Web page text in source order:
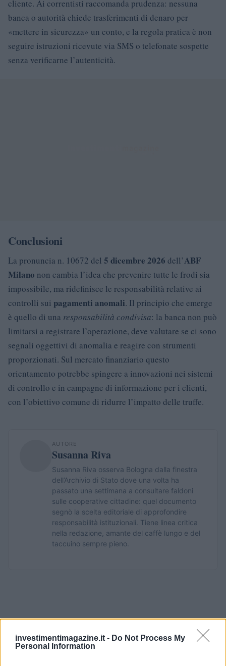
investimentimagazine.it - Do Not Process My
Personal Information
cliente. Ai correntisti raccomanda prudenza: nessuna
banca o autorità chiede trasferimenti di denaro per
«mettere in sicurezza» un conto, e la regola pratica è non
seguire istruzioni ricevute via SMS o telefonate sospette
senza verificarne l’autenticità.
Conclusioni
La pronuncia n. 10672 del 5 dicembre 2026 dell’ABF
Milano non cambia l’idea che prevenire tutte le frodi sia
impossibile, ma ridefinisce le responsabilità relative ai
controlli sui pagamenti anomali. Il principio che emerge
è quello di una responsabilità condivisa: la banca non può
limitarsi a registrare l’operazione, deve valutare se ci sono
segnali oggettivi di anomalia e reagire con strumenti
proporzionati. Sul mercato finanziario questo
orientamento potrebbe spingere a innovazioni nei sistemi
di controllo e in campagne di informazione per i clienti,
con l’obiettivo comune di ridurre l’impatto delle truffe.
AUTORE
Susanna Riva
Susanna Riva osserva Bologna dalla finestra
dell’Archivio di Stato dove una volta ha
passato una settimana a consultare faldoni
sulle cooperative cittadine: quel documento
segnò la scelta editoriale di approfondire
responsabilità istituzionali. Tiene linea critica
nella redazione, amante del caffè lungo e del
taccuino sempre pieno.